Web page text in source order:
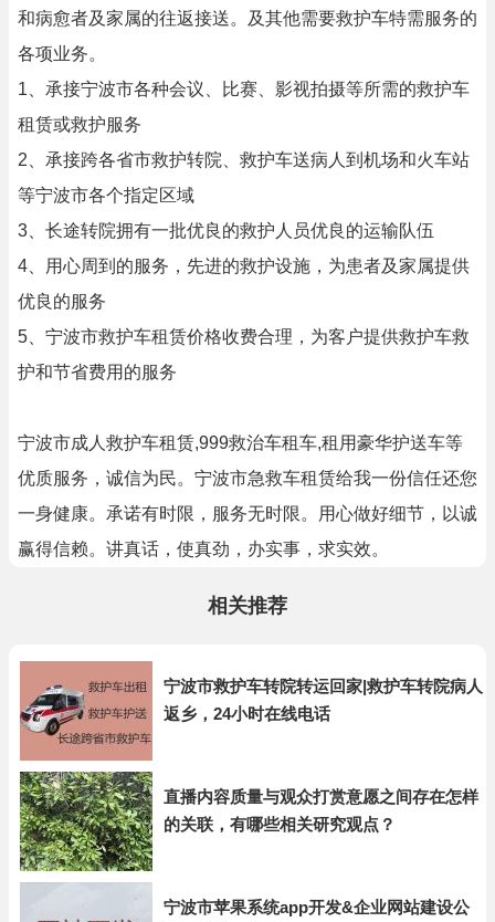
和病愈者及家属的往返接送。及其他需要救护车特需服务的
各项业务。
1、承接宁波市各种会议、比赛、影视拍摄等所需的救护车
租赁或救护服务
2、承接跨各省市救护转院、救护车送病人到机场和火车站
等宁波市各个指定区域
3、长途转院拥有一批优良的救护人员优良的运输队伍
4、用心周到的服务，先进的救护设施，为患者及家属提供
优良的服务
5、宁波市救护车租赁价格收费合理，为客户提供救护车救
护和节省费用的服务
宁波市成人救护车租赁,999救治车租车,租用豪华护送车等
优质服务，诚信为民。宁波市急救车租赁给我一份信任还您
一身健康。承诺有时限，服务无时限。用心做好细节，以诚
赢得信赖。讲真话，使真劲，办实事，求实效。
相关推荐
宁波市救护车转院转运回家|救护车转院病人
返乡，24小时在线电话
直播内容质量与观众打赏意愿之间存在怎样
的关联，有哪些相关研究观点？
宁波市苹果系统app开发&企业网站建设公